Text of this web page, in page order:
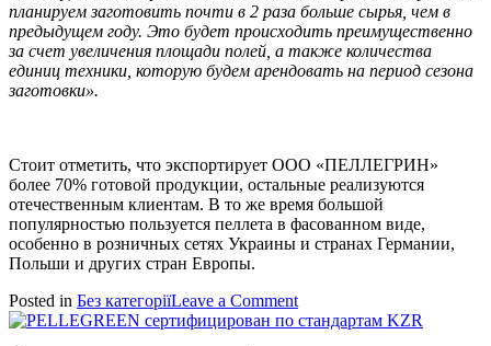
планируем заготовить почти в 2 раза больше сырья, чем в
предыдущем году. Это будет происходить преимущественно
за счет увеличения площади полей, а также количества
единиц техники, которую будем арендовать на период сезона
заготовки».
Стоит отметить, что экспортирует ООО «ПЕЛЛЕГРИН»
более 70% готовой продукции, остальные реализуются
отечественным клиентам. В то же время большой
популярностью пользуется пеллета в фасованном виде,
особенно в розничных сетях Украины и странах Германии,
Польши и других стран Европы.
Posted in Без категоріїLeave a Commenton
PELLEGREEN